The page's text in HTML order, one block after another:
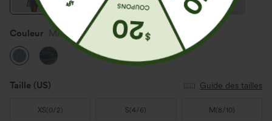
Couleur Misty Blue Denim
Taille (US) Guide des tailles
XS(0/2) S(4/6) M (8/10)